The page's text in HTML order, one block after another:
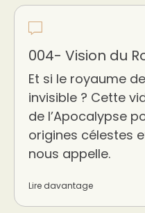
004- Vision du
Et si le royaume
invisible ? Cette
de l’Apocalypse
origines célestes
nous appelle.
Lire davantage